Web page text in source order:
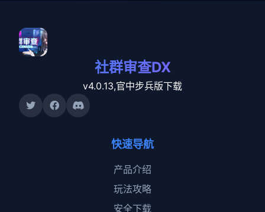
社群审查DX
v4.0.13,官中步兵版下载
快速导航
产品介绍
玩法攻略
安全下载